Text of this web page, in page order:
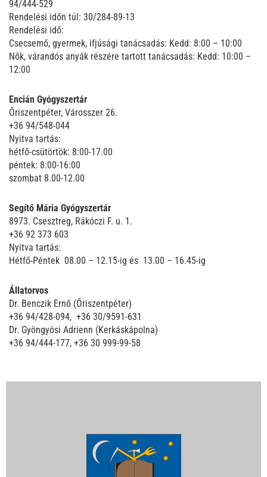
94/444-529
Rendelési időn túl: 30/284-89-13
Rendelési idő:
Csecsemő, gyermek, ifjúsági tanácsadás: Kedd: 8:00 – 10:00
Nők, várandós anyák részére tartott tanácsadás: Kedd: 10:00 –
12:00
Encián Gyógyszertár
Őriszentpéter, Városszer 26.
+36 94/548-044
Nyitva tartás:
hétfő-csütörtök: 8:00-17.00
péntek: 8:00-16:00
szombat 8.00-12.00
Segítő Mária Gyógyszertár
8973. Csesztreg, Rákóczi F. u. 1.
+36 92 373 603
Nyitva tartás:
Hétfő-Péntek 08.00 – 12.15-ig és 13.00 – 16.45-ig
Állatorvos
Dr. Benczik Ernő (Őriszentpéter)
+36 94/428-094, +36 30/9591-631
Dr. Gyöngyösi Adrienn (Kerkáskápolna)
+36 94/444-177, +36 30 999-99-58